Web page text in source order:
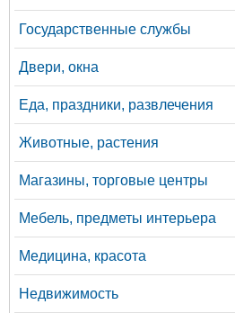
Государственные службы
Двери, окна
Еда, праздники, развлечения
Животные, растения
Магазины, торговые центры
Мебель, предметы интерьера
Медицина, красота
Недвижимость